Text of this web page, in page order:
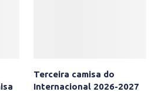
Terceira camisa do
Internacional 2026-2027